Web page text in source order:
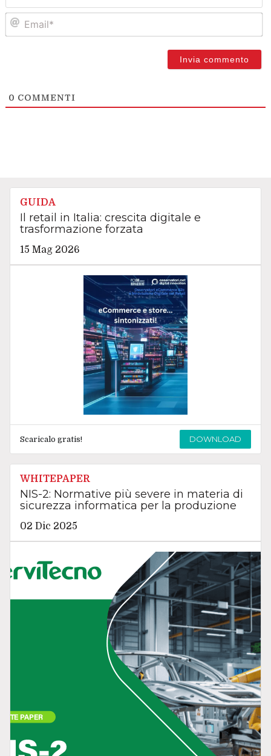
0 COMMENTI
GUIDA
Il retail in Italia: crescita digitale e
trasformazione forzata
15 Mag 2026
Scaricalo gratis! DOWNLOAD
WHITEPAPER
NIS-2: Normative più severe in materia di
sicurezza informatica per la produzione
02 Dic 2025